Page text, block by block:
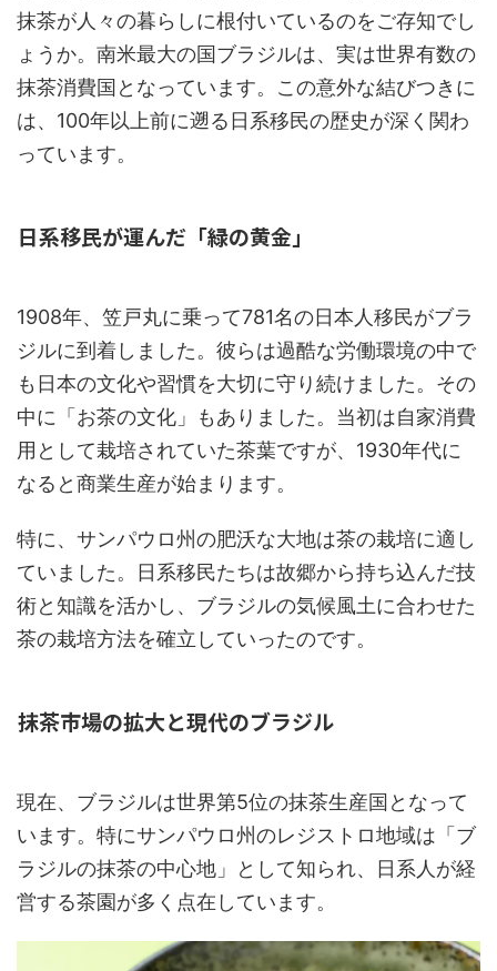
抹茶が人々の暮らしに根付いているのをご存知でし
ょうか。南米最大の国ブラジルは、実は世界有数の
抹茶消費国となっています。この意外な結びつきに
は、100年以上前に遡る日系移民の歴史が深く関わ
っています。
日系移民が運んだ「緑の黄金」
1908年、笠戸丸に乗って781名の日本人移民がブラ
ジルに到着しました。彼らは過酷な労働環境の中で
も日本の文化や習慣を大切に守り続けました。その
中に「お茶の文化」もありました。当初は自家消費
用として栽培されていた茶葉ですが、1930年代に
なると商業生産が始まります。
特に、サンパウロ州の肥沃な大地は茶の栽培に適し
ていました。日系移民たちは故郷から持ち込んだ技
術と知識を活かし、ブラジルの気候風土に合わせた
茶の栽培方法を確立していったのです。
抹茶市場の拡大と現代のブラジル
現在、ブラジルは世界第5位の抹茶生産国となって
います。特にサンパウロ州のレジストロ地域は「ブ
ラジルの抹茶の中心地」として知られ、日系人が経
営する茶園が多く点在しています。